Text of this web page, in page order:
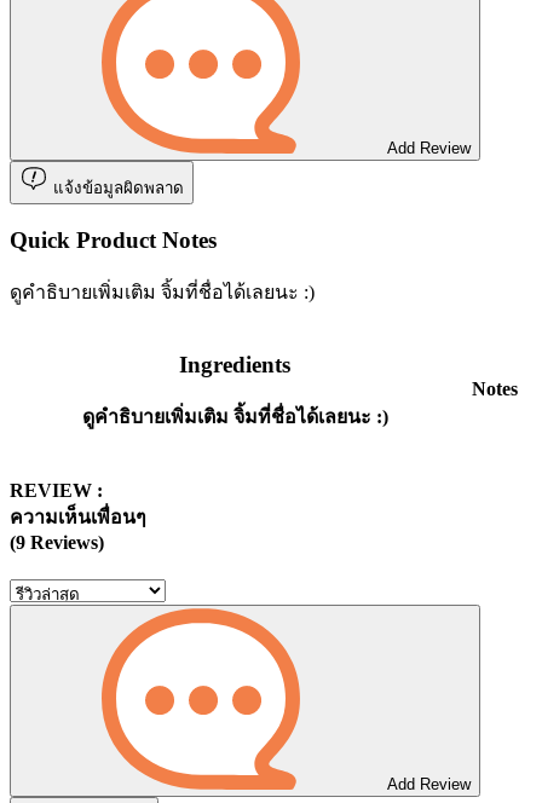
Add Review
แจ้งข้อมูลผิดพลาด
Quick Product Notes
ดูคำธิบายเพิ่มเติม จิ้มที่ชื่อได้เลยนะ :)
Ingredients
ดูคำธิบายเพิ่มเติม จิ้มที่ชื่อได้เลยนะ :)
Notes
REVIEW :
ความเห็นเพื่อนๆ
(9 Reviews)
Add Review